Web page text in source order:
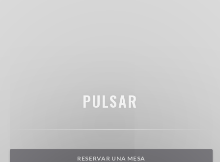
PULSAR
RESERVAR UNA MESA